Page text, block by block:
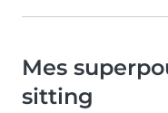
Mes
sitting